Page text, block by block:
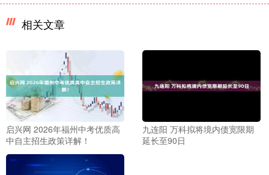
相关文章
启兴网 2026年福州中考优质高
中自主招生政策详解！
九连阳 万科拟将境内债宽限期
延长至90日